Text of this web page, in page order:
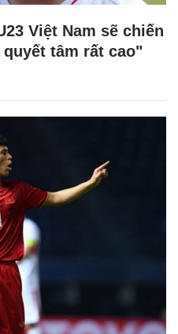
Việt Nam sẽ chiến
tâm rất cao"